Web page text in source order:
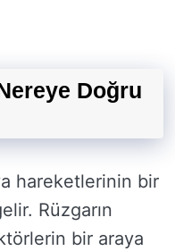
Doğru
hareketlerinin bir
Rüzgarın
bir araya